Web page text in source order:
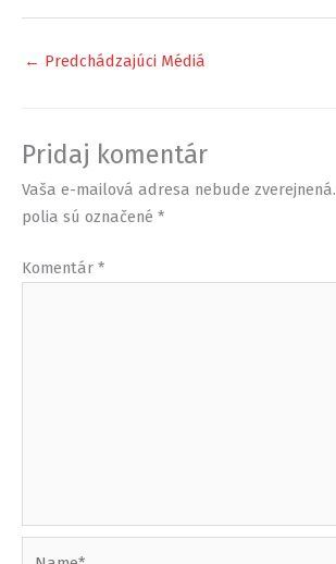
← Predchádzajúci Médiá
Pridaj komentár
Vaša e-mailová adresa nebude zverejnená.
polia sú označené *
Komentár *